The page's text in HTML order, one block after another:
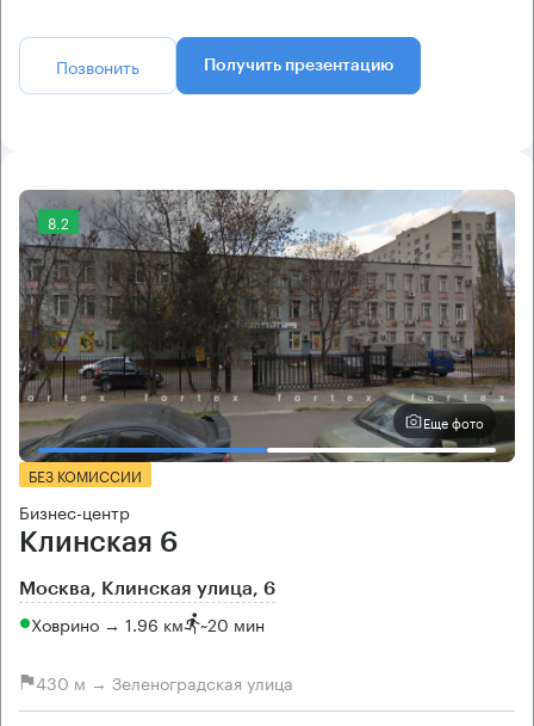
Позвонить Получить презентацию
8.2
Еще фото
БЕЗ КОМИССИИ
Бизнес-центр
Клинская 6
Москва, Клинская улица, 6
Ховрино → 1.96 км ~20 мин
430 м → Зеленоградская улица